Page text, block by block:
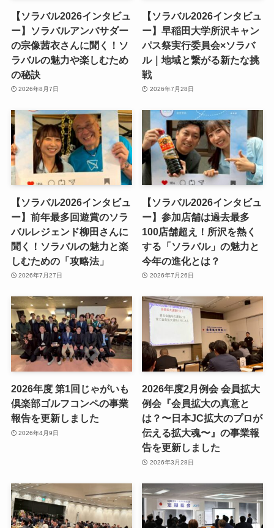
【ソラバル2026インタビュ
ー】ソラバルアンバサダー
の宗像茜衣さんに聞く！ソ
ラバルの魅力や楽しむため
の秘訣
2026年8月7日
【ソラバル2026インタビュ
ー】早稲田大学所沢キャン
パス祭実行委員会×ソラバ
ル｜地域と繋がる新たな挑
戦
2026年7月28日
【ソラバル2026インタビュ
ー】前年最多回遊賞のソラ
バルレジェンド柳田さんに
聞く！ソラバルの魅力と楽
しむための「攻略法」
2026年7月27日
【ソラバル2026インタビュ
ー】参加店舗は過去最多
100店舗超え！所沢を熱く
する「ソラバル」の魅力と
今年の進化とは？
2026年7月26日
2026年度 第1回じゃがいも
倶楽部ゴルフコンペの事業
報告を更新しました
2026年4月9日
2026年度2月例会 会員拡大
例会『会員拡大の真意と
は？〜日本JC拡大のプロが
伝える拡大魂〜』の事業報
告を更新しました
2026年3月28日